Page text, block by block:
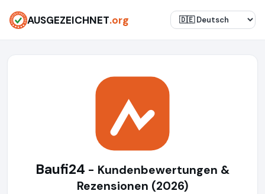
AUSGEZEICHNET.org
Baufi24 - Kundenbewertungen &
Rezensionen (2026)